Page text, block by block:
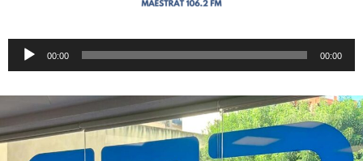
Reproductor
de
00:00 00:00